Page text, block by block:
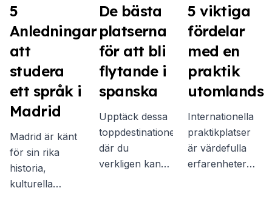
5
Anledningar
att
studera
ett språk i
Madrid
Madrid är känt
för sin rika
historia,
kulturella
De bästa
platserna
för att bli
flytande i
spanska
Upptäck dessa
toppdestinationer
där du
verkligen kan
5 viktiga
fördelar
med en
praktik
utomlands
Internationella
praktikplatser
är värdefulla
erfarenheter